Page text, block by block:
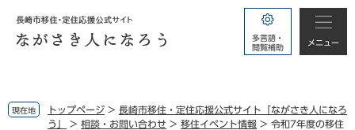
で
ば
多言語・
閲覧補助
メニュー
現在地 トップページ > 長崎市移住・定住応援公式サイト「ながさき人になろ
う」
> 相談・お問い合わせ > 移住イベント情報 > 令和7年度の移住